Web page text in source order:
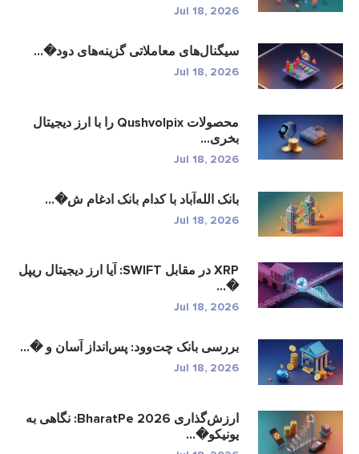
Jul 18, 2026
سیگنال‌های معاملاتی گزینه‌های دود�...
Jul 18, 2026
محصولات Qushvolpix را با ارز دیجیتال
بخری...
Jul 18, 2026
بانک الله‌آباد با کدام بانک ادغام ش�...
Jul 18, 2026
XRP در مقابل SWIFT: آیا ارز دیجیتال ریپل
�...
Jul 18, 2026
بررسی بانک چت‌وود: پس‌انداز آسان و �...
Jul 18, 2026
ارزش‌گذاری BharatPe 2026: نگاهی به
یونیکو�...